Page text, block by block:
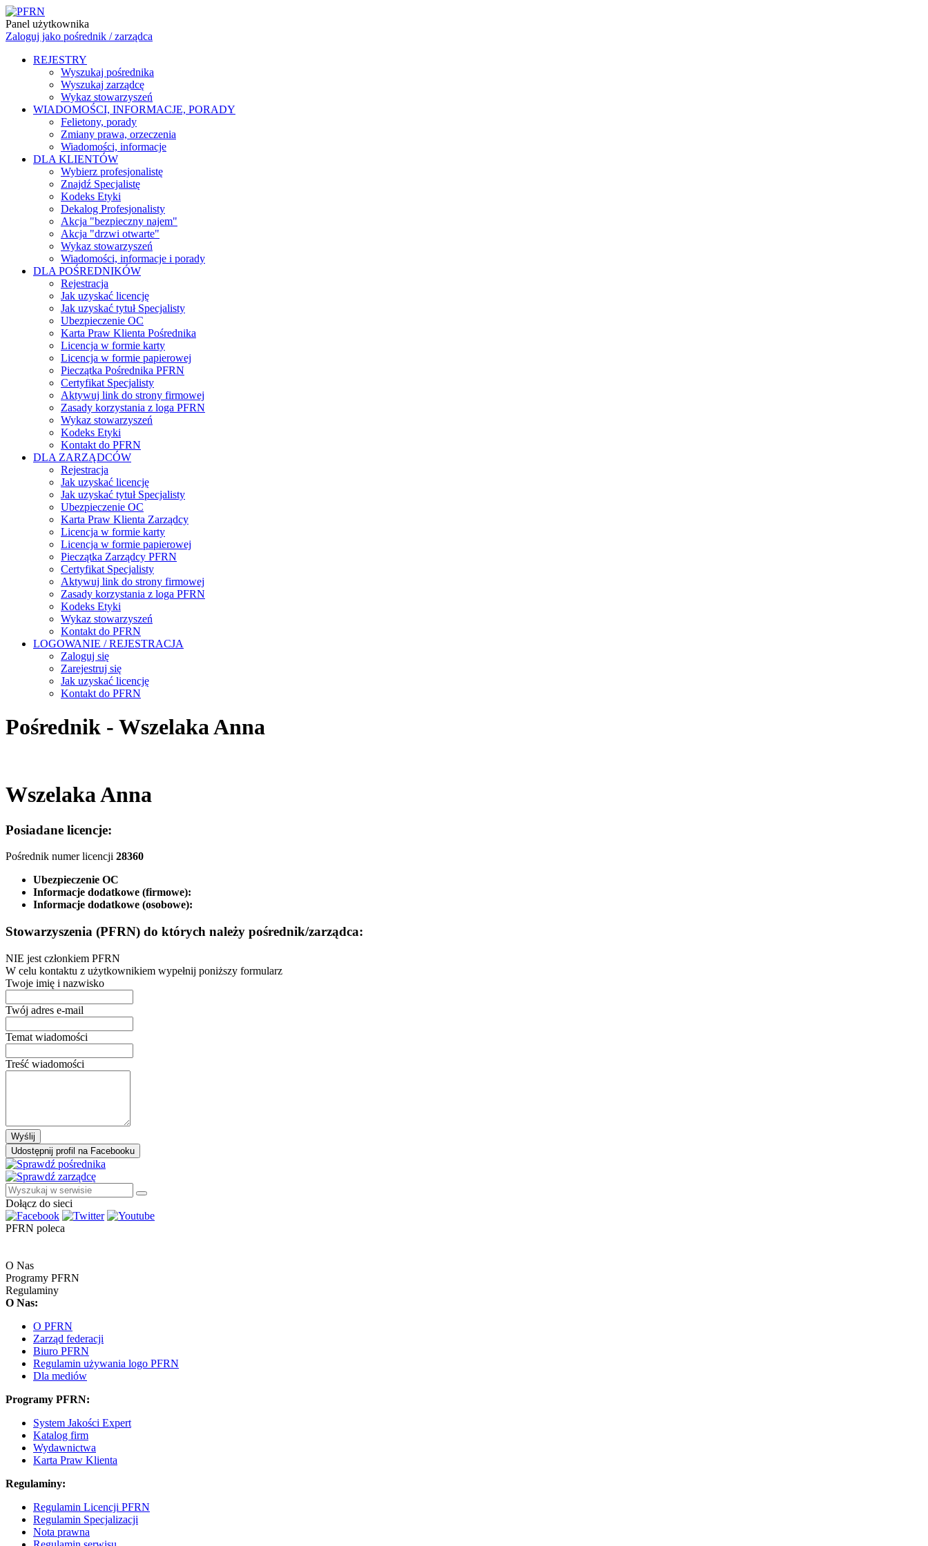
Panel użytkownika
Zaloguj jako pośrednik / zarządca
REJESTRY
Wyszukaj pośrednika
Wyszukaj zarządcę
Wykaz stowarzyszeń
WIADOMOŚCI, INFORMACJE, PORADY
Felietony, porady
Zmiany prawa, orzeczenia
Wiadomości, informacje
DLA KLIENTÓW
Wybierz profesjonalistę
Znajdź Specjalistę
Kodeks Etyki
Dekalog Profesjonalisty
Akcja "bezpieczny najem"
Akcja "drzwi otwarte"
Wykaz stowarzyszeń
Wiadomości, informacje i porady
DLA POŚREDNIKÓW
Rejestracja
Jak uzyskać licencję
Jak uzyskać tytuł Specjalisty
Ubezpieczenie OC
Karta Praw Klienta Pośrednika
Licencja w formie karty
Licencja w formie papierowej
Pieczątka Pośrednika PFRN
Certyfikat Specjalisty
Aktywuj link do strony firmowej
Zasady korzystania z loga PFRN
Wykaz stowarzyszeń
Kodeks Etyki
Kontakt do PFRN
DLA ZARZĄDCÓW
Rejestracja
Jak uzyskać licencję
Jak uzyskać tytuł Specjalisty
Ubezpieczenie OC
Karta Praw Klienta Zarządcy
Licencja w formie karty
Licencja w formie papierowej
Pieczątka Zarządcy PFRN
Certyfikat Specjalisty
Aktywuj link do strony firmowej
Zasady korzystania z loga PFRN
Kodeks Etyki
Wykaz stowarzyszeń
Kontakt do PFRN
LOGOWANIE / REJESTRACJA
Zaloguj się
Zarejestruj się
Jak uzyskać licencję
Kontakt do PFRN
Pośrednik - Wszelaka Anna
Wszelaka Anna
Posiadane licencje:
Pośrednik numer licencji 28360
Ubezpieczenie OC
Informacje dodatkowe (firmowe):
Informacje dodatkowe (osobowe):
Stowarzyszenia (PFRN) do których należy pośrednik/zarządca:
NIE jest członkiem PFRN
W celu kontaktu z użytkownikiem wypełnij poniższy formularz
Twoje imię i nazwisko
Twój adres e-mail
Temat wiadomości
Treść wiadomości
Wyślij
Udostępnij profil na Facebooku
Dołącz do sieci
PFRN poleca
O Nas
Programy PFRN
Regulaminy
O Nas:
O PFRN
Zarząd federacji
Biuro PFRN
Regulamin używania logo PFRN
Dla mediów
Programy PFRN:
System Jakości Expert
Katalog firm
Wydawnictwa
Karta Praw Klienta
Regulaminy:
Regulamin Licencji PFRN
Regulamin Specjalizacji
Nota prawna